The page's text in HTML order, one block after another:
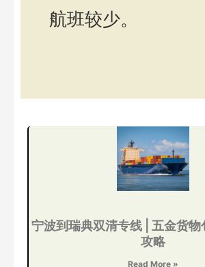
航班较少。
宁波到瑞典双清专线 | 五金货
攻略
Read More »